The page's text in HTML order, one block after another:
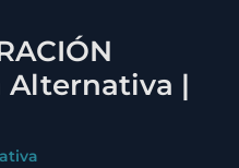
Alternativa |